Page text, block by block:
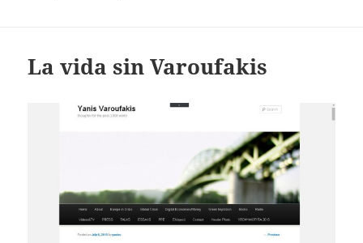
La vida sin Varoufakis